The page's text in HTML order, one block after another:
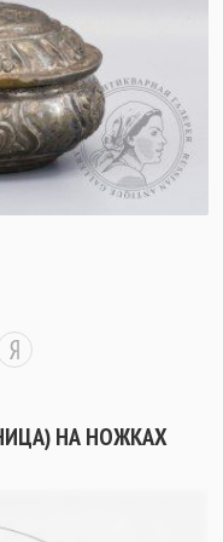
НА НОЖКАХ